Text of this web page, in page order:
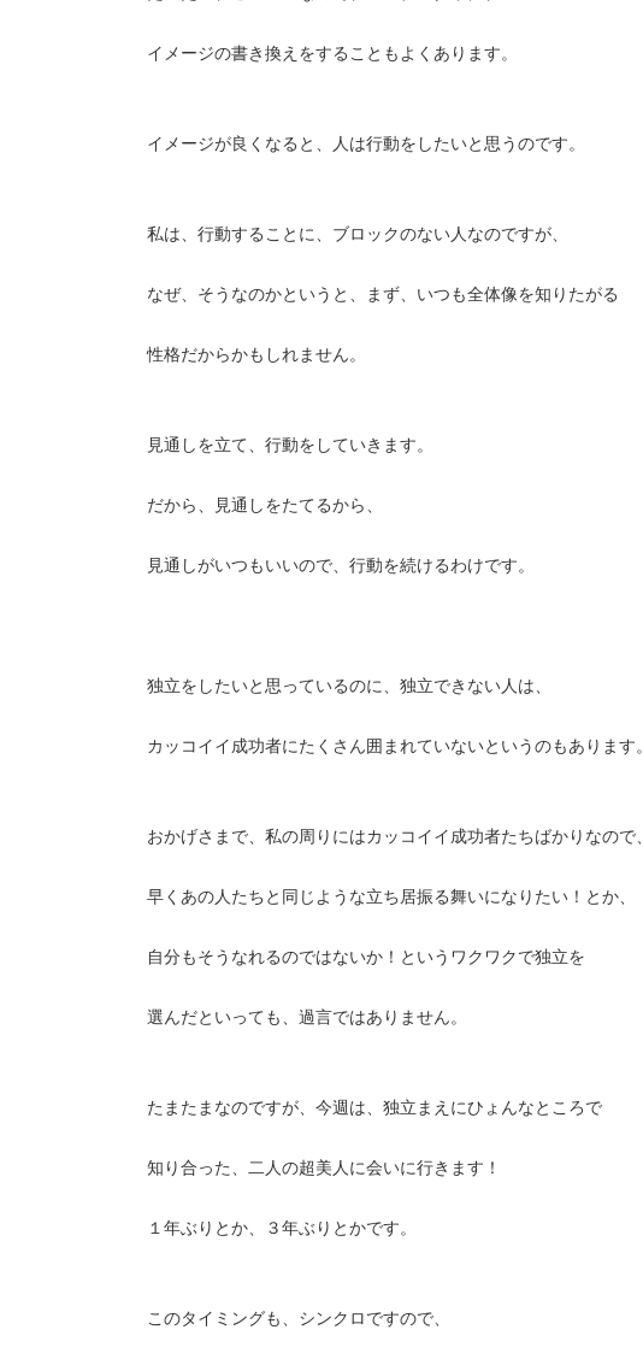
イメージの書き換えをすることもよくあります。
イメージが良くなると、人は行動をしたいと思うのです。
私は、行動することに、ブロックのない人なのですが、
なぜ、そうなのかというと、まず、いつも全体像を知りたがる
性格だからかもしれません。
見通しを立て、行動をしていきます。
だから、見通しをたてるから、
見通しがいつもいいので、行動を続けるわけです。
独立をしたいと思っているのに、独立できない人は、
カッコイイ成功者にたくさん囲まれていないというのもあります。
おかげさまで、私の周りにはカッコイイ成功者たちばかりなので、
早くあの人たちと同じような立ち居振る舞いになりたい！とか、
自分もそうなれるのではないか！というワクワクで独立を
選んだといっても、過言ではありません。
たまたまなのですが、今週は、独立まえにひょんなところで
知り合った、二人の超美人に会いに行きます！
１年ぶりとか、３年ぶりとかです。
このタイミングも、シンクロですので、